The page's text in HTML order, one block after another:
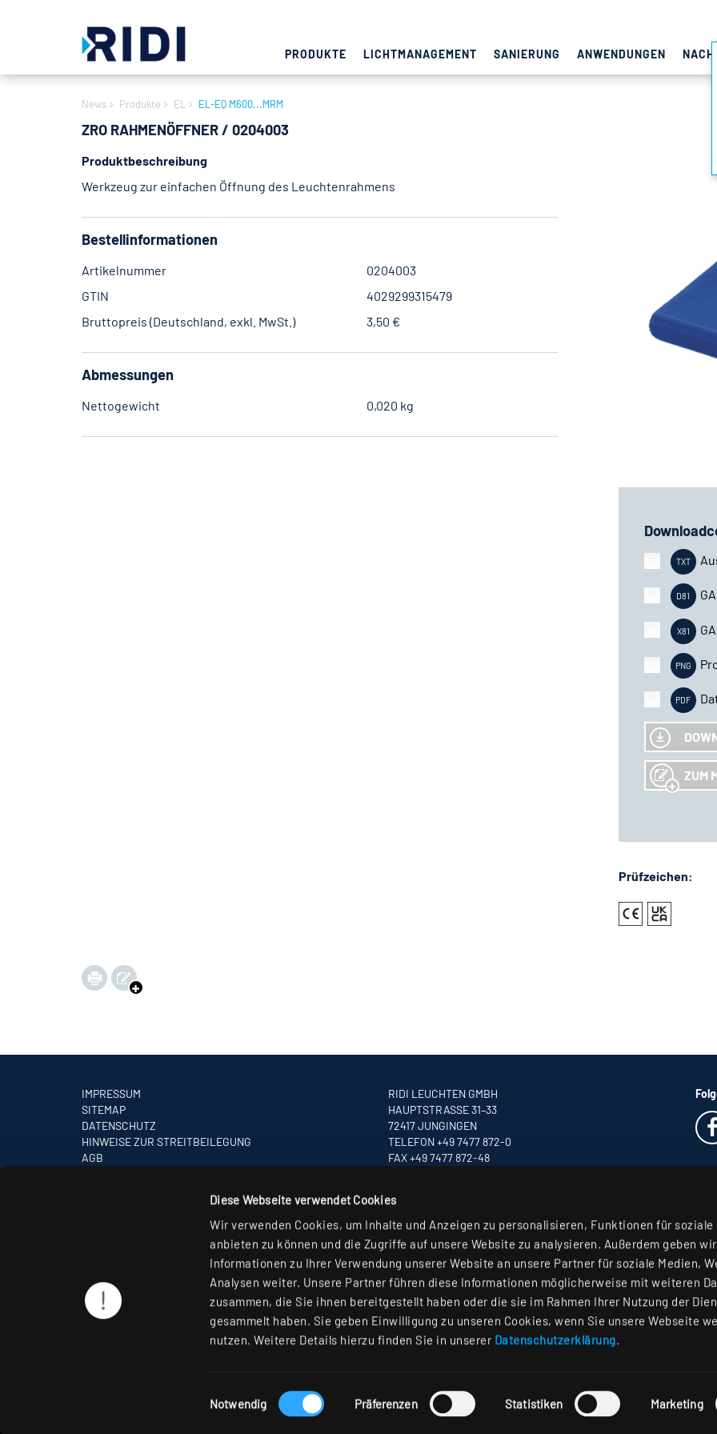
Diese Webseite verwendet Cookies
Wir verwenden Cookies, um Inhalte und Anzeigen zu personalisieren, Funktionen für soziale
anbieten zu können und die Zugriffe auf unsere Website zu analysieren. Außerdem geben wir
Informationen zu Ihrer Verwendung unserer Website an unsere Partner für soziale Medien,
Analysen weiter. Unsere Partner führen diese Informationen möglicherweise mit weiteren
zusammen, die Sie ihnen bereitgestellt haben oder die sie im Rahmen Ihrer Nutzung der
gesammelt haben. Sie geben Einwilligung zu unseren Cookies, wenn Sie unsere Webseite
nutzen. Weitere Details hierzu finden Sie in unserer Datenschutzerklärung.
Einwilligungsauswahl
Notwendig Präferenzen Statistiken Marketing
PRODUKTE LICHTMANAGEMENT SANIERUNG ANWENDUNGEN
News Produkte EL EL-EQ M600...MRM
ZRO RAHMENÖFFNER / 0204003
Produktbeschreibung
Werkzeug zur einfachen Öffnung des Leuchtenrahmens
Bestellinformationen
Artikelnummer
0204003
GTIN
4029299315479
Bruttopreis (Deutschland, exkl. MwSt.)
3,50 €
Abmessungen
Nettogewicht 0,020 kg
ZUM
Prüfzeichen:
IMPRESSUM
SITEMAP
DATENSCHUTZ
HINWEISE ZUR STREITBEILEGUNG
AGB
RIDI LEUCHTEN GMBH
HAUPTSTRASSE 31–33
72417 JUNGINGEN
TELEFON +49 7477 872-0
FAX +49 7477 872-48